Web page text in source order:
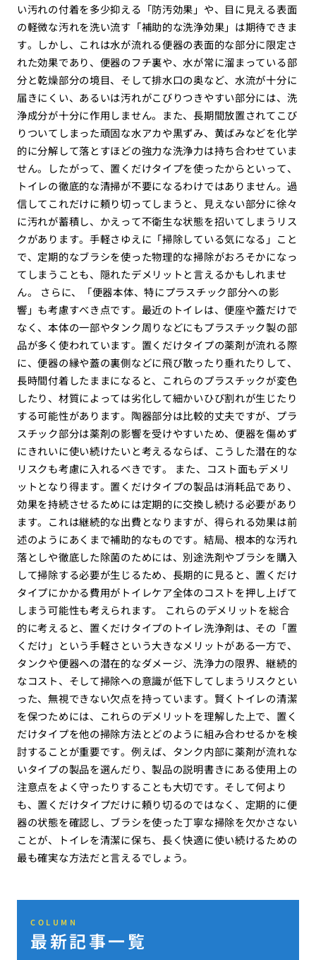
い汚れの付着を多少抑える「防汚効果」や、目に見える表面
の軽微な汚れを洗い流す「補助的な洗浄効果」は期待できま
す。しかし、これは水が流れる便器の表面的な部分に限定さ
れた効果であり、便器のフチ裏や、水が常に溜まっている部
分と乾燥部分の境目、そして排水口の奥など、水流が十分に
届きにくい、あるいは汚れがこびりつきやすい部分には、洗
浄成分が十分に作用しません。また、長期間放置されてこび
りついてしまった頑固な水アカや黒ずみ、黄ばみなどを化学
的に分解して落とすほどの強力な洗浄力は持ち合わせていま
せん。したがって、置くだけタイプを使ったからといって、
トイレの徹底的な清掃が不要になるわけではありません。過
信してこれだけに頼り切ってしまうと、見えない部分に徐々
に汚れが蓄積し、かえって不衛生な状態を招いてしまうリス
クがあります。手軽さゆえに「掃除している気になる」こと
で、定期的なブラシを使った物理的な掃除がおろそかになっ
てしまうことも、隠れたデメリットと言えるかもしれませ
ん。 さらに、「便器本体、特にプラスチック部分への影
響」も考慮すべき点です。最近のトイレは、便座や蓋だけで
なく、本体の一部やタンク周りなどにもプラスチック製の部
品が多く使われています。置くだけタイプの薬剤が流れる際
に、便器の縁や蓋の裏側などに飛び散ったり垂れたりして、
長時間付着したままになると、これらのプラスチックが変色
したり、材質によっては劣化して細かいひび割れが生じたり
する可能性があります。陶器部分は比較的丈夫ですが、プラ
スチック部分は薬剤の影響を受けやすいため、便器を傷めず
にきれいに使い続けたいと考えるならば、こうした潜在的な
リスクも考慮に入れるべきです。 また、コスト面もデメリ
ットとなり得ます。置くだけタイプの製品は消耗品であり、
効果を持続させるためには定期的に交換し続ける必要があり
ます。これは継続的な出費となりますが、得られる効果は前
述のようにあくまで補助的なものです。結局、根本的な汚れ
落としや徹底した除菌のためには、別途洗剤やブラシを購入
して掃除する必要が生じるため、長期的に見ると、置くだけ
タイプにかかる費用がトイレケア全体のコストを押し上げて
しまう可能性も考えられます。 これらのデメリットを総合
的に考えると、置くだけタイプのトイレ洗浄剤は、その「置
くだけ」という手軽さという大きなメリットがある一方で、
タンクや便器への潜在的なダメージ、洗浄力の限界、継続的
なコスト、そして掃除への意識が低下してしまうリスクとい
った、無視できない欠点を持っています。賢くトイレの清潔
を保つためには、これらのデメリットを理解した上で、置く
だけタイプを他の掃除方法とどのように組み合わせるかを検
討することが重要です。例えば、タンク内部に薬剤が流れな
いタイプの製品を選んだり、製品の説明書きにある使用上の
注意点をよく守ったりすることも大切です。そして何より
も、置くだけタイプだけに頼り切るのではなく、定期的に便
器の状態を確認し、ブラシを使った丁寧な掃除を欠かさない
ことが、トイレを清潔に保ち、長く快適に使い続けるための
最も確実な方法だと言えるでしょう。
COLUMN
最新記事一覧